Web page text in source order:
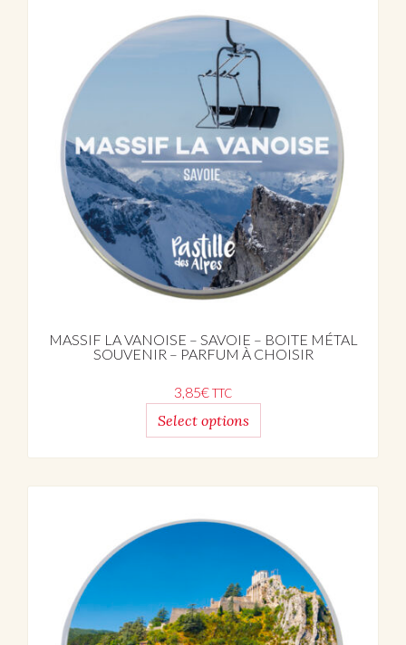
MASSIF LA VANOISE – SAVOIE – BOITE MÉTAL
SOUVENIR – PARFUM À CHOISIR
3,85€TTC
Select options